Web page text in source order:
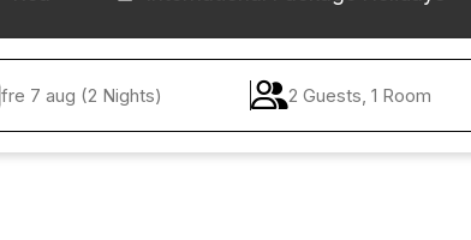
fre 7 aug (2 Nights) 2 Guests, 1 Room